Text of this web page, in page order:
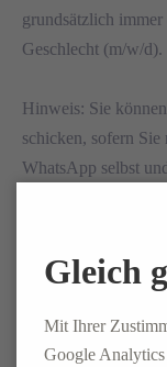
grundsätzlich
Geschlecht (m/w/d).
Hinweis: Sie
schicken, sofern
WhatsApp selbst
logistics.com/
Verwendung Ihrer
jederzeit und ohne
Zukunft unter
Gleich
Mit Ihrer
Google